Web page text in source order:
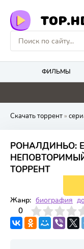
ФИЛЬМЫ
0 0
Скачать торрент»
РОНАЛДИНЬО:
ТОРРЕНТ
1
Жанр: биография
0
4 6 7 8 9